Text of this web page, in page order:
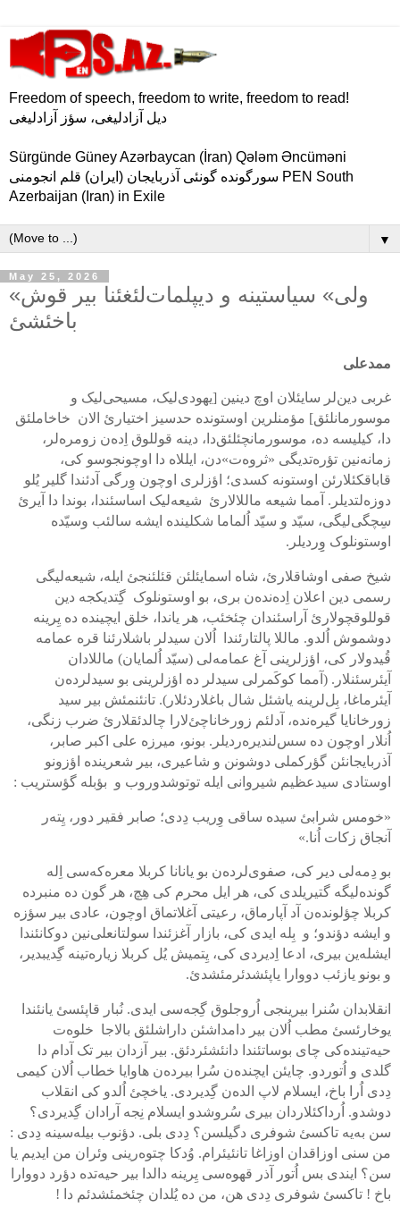
Freedom of speech, freedom to write, freedom to read!
دیل آزادلیغی، سؤز آزادلیغی
Sürgünde Güney Azərbaycan (İran) Qələm Əncüməni
سورگونده گونئی آذربایجان (ایران) قلم انجومنی PEN South
Azerbaijan (Iran) in Exile
▼
May 25, 2026
«ولی» سیاستینه و دیپلمات‌لئغئنا بیر قوش
باخئشئ
ممدعلی
غربی دین‌لر سایئلان اوچ دینین [یهودی‌لیک، مسیحی‌لیک و
موسورمانلئق] مؤمنلرین اوستونده حدسیز اختیارئ الان خاخاملئق
دا، کیلیسه ده، موسورمانچئلئق‌دا، دینه قوللوق اِده‌ن زومره‌لر،
زمانه‌نین تؤره‌تدیگی «ثروه‌ت‌»دن، ایللاه دا اوچونجوسو کی،
قاباقکئلارئن اوستونه کسدی؛ اؤزلری اوچون وِرگی آدئندا گلیر یُلو
دوزه‌لتدیلر. آمما شیعه ماللالارئ شیعه‌لیک اساسئندا، بوندا دا آیرئ
سِچگی‌لیگی، سیّد و سیّد اُلماما شکلینده ایشه سالئب وسیّده
اوستونلوک وِِردیلر.
شیخ صفی اوشاقلارئ، شاه اسمایئلئن قئلئنجئ ایله، شیعه‌لیگی
رسمی دین اعلان اِده‌نده‌ن بری، بو اوستونلوک گِتدیکجه دین
قوللوقچولارئ آراسئندان چئخئب، هر یاندا، خلق ایچینده ده یِرینه
دوشموش اُلدو. ماللا پالتارئندا اُلان سیدلر باشلارئنا قره عمامه
قُیدولار کی، اؤزلرینی آغ عمامه‌لی (سیّد اُلمایان) ماللادان
آیئرسئنلار. (آمما کوکَمرلی سیدلر ده اؤزلرینی بو سیدلرده‌ن
آیئرماغا، بِل‌لرینه یاشئل شال باغلاردئلار). تانئنمئش بیر سید
زورخانایا گیره‌نده، آدلئم زورخاناچئ‌لارا چالدئقلارئ ضرب زنگی،
اُنلار اوچون ده سس‌لندیره‌ردیلر. بونو، میرزه علی اکبر صابر،
آذربایجانئن گؤرکملی دوشونن و شاعیری، بیر شعرینده اؤزونو
اوستادی سیدعظیم شیروانی ایله توتوشدوروب و بؤبله گؤستریب :
«خومس شرابئ سیده ساقی وِریب دِدی؛ صابر فقیر دور، یِته‌ر
آنجاق زکات اُنا.»
بو دِمه‌لی دیر کی، صفوی‌لرده‌ن بو یانانا کربلا معره‌که‌سی اِله
گونده‌لیگه گتیریلدی کی، هر ایل محرم کی هِچ، هر گون ده منبرده
کربلا چؤلونده‌ن آد آپارماق، رعیتی آغلاتماق اوچون، عادی بیر سؤزه
و ایشه دؤندو؛ و بِله ایدی کی، بازار آغزئندا سولتانعلی‌نین دوکانئندا
ایشله‌ین بیری، ادعا اِدیردی کی، یِتمیش یُل کربلا زیاره‌تینه گِدیبدیر،
و بونو یازئب دووارا یاپئشدئرمئشدئ.
انقلابدان سُنرا بیرینجی اُروجلوق گِجه‌سی ایدی. نُبار قاپئسئ یانئندا
یوخارئسئ مطب اُلان بیر دامداشئن داراشلئق بالاجا خلوه‌ت
حیه‌تینده‌کی چای بوساتئندا دانئشئردئق. بیر آزدان بیر تک آدام دا
گلدی و اُتوردو. چایئن ایچنده‌ن سُرا بیرده‌ن هاوایا خطاب اُلان کیمی
دِدی اُرا باخ، ایسلام لاپ الده‌ن گِدیردی. یاخچئ اُلدو کی انقلاب
دوشدو. اُرداکئلاردان بیری سُروشدو ایسلام نِجه آرادان گِدیردی؟
سن به‌یه تاکسئ شوفری دگیلسن؟ دِدی بلی. دؤنوب بیله‌سینه دِدی :
من سنی اوزاقدان اوزاغا تانئیئرام. وُدکا چتوه‌رینی وئران من ایدیم یا
سن؟ ایندی بس اُتور آذر قهوه‌سی یِرینه دالدا بیر حیه‌تده دؤرد دووارا
باخ ! تاکسئ شوفری دِدی هن، من ده یُلدان چئخمئشدئم دا !